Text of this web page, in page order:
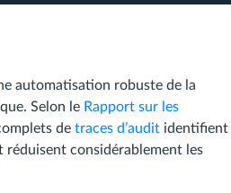
automatisation robuste de la
Selon le Rapport sur les
de traces d’audit identifient
réduisent considérablement les